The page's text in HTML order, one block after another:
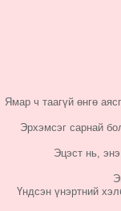
Ямар ч таагүй өнгө
Эрхэмсэг сарнай
Эцэст нь,
Үндсэн үнэртний